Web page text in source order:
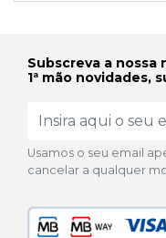
Subscreva a
1ª mão novidades,
Usamos o seu email
cancelar a qualquer